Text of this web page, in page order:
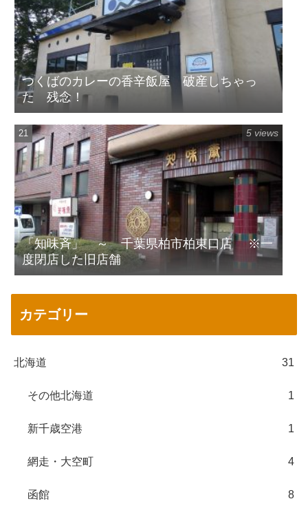
つくばのカレーの香辛飯屋 破産しちゃっ
た 残念！
「知味斉」 ～ 千葉県柏市柏東口店 ※一
度閉店した旧店舗
5 views
カテゴリー
北海道 31
その他北海道 1
新千歳空港 1
網走・大空町 4
函館 8